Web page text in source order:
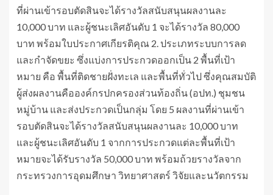
ที่ผ่านเข้ารอบตัดสินจะได้รางวัลสนับสนุนผลงานละ
10,000 บาท และผู้ชนะเลิศอันดับ 1 จะได้รางวัล 80,000
บาท พร้อมใบประกาศเกียรติคุณ 2. ประเภทระบบการลด
และกำจัดขยะ ซึ่งแบ่งการประกวดออกเป็น 2 พื้นที่เป้า
หมาย คือ พื้นที่ติดชายฝั่งทะเล และพื้นที่ทั่วไป ซึ่งคุณสมบัติ
ผู้ส่งผลงานคือองค์กรปกครองส่วนท้องถิ่น (อปท.) ชุมชน
หมู่บ้าน และส่งประกวดเป็นกลุ่ม โดย 5 ผลงานที่ผ่านเข้า
รอบตัดสินจะได้รางวัลสนับสนุนผลงานละ 10,000 บาท
และผู้ชนะเลิศอันดับ 1 จากการประกวดแต่ละพื้นที่เป้า
หมายจะได้รับรางวัล 50,000 บาท พร้อมถ้วยรางวัลจาก
กระทรวงการอุดมศึกษา วิทยาศาสตร์ วิจัยและนวัตกรรม